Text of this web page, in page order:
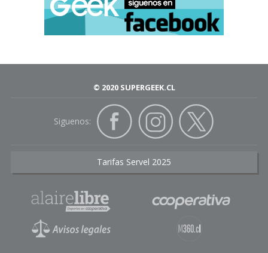
© 2020 SUPERGEEK.CL
Siguenos:
Tarifas Servel 2025